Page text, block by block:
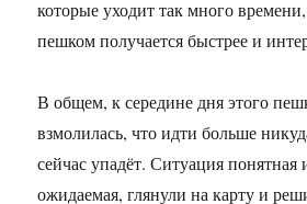
которые уходит так много
пешком получается быстрее и
В общем, к середине дня этого
взмолилась, что идти больше
сейчас упадёт. Ситуация понятная
ожидаемая, глянули на карту и